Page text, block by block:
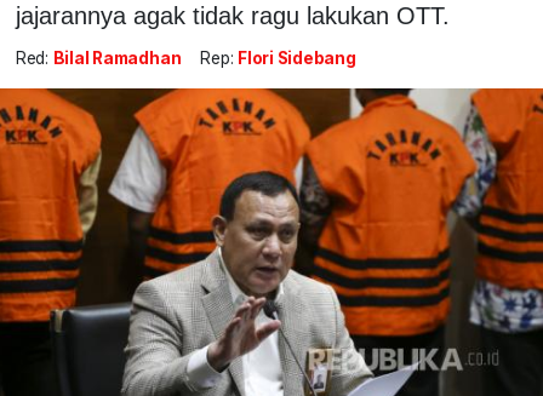
jajarannya agak tidak ragu lakukan OTT.
Red: Bilal Ramadhan Rep: Flori Sidebang